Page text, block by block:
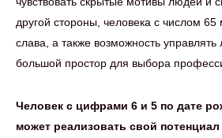
другой стороны, человека с числом
слава, а также возможность
большой простор для выбора
Человек с цифрами 6 и 5 по дате
может реализовать свой